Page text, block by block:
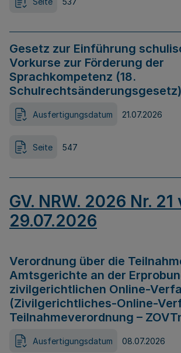
Gesetz zur Einführung
Vorkurse zur Förderung der
Sprachkompetenz (18.
Schulrechtsänderungsgesetz)
Ausfertigungsdatum 21.07.2026
Seite 547
GV. NRW. 2026 Nr. 21
29.07.2026
Verordnung über die
Amtsgerichte an der
zivilgerichtlichen Online-
(Zivilgerichtliches-Online-
Teilnahmeverordnung –
Ausfertigungsdatum 08.07.2026